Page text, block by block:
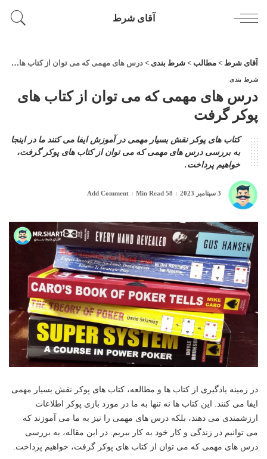
آقای شرط
آقای شرط > مطالب > شرط بندی > درس های مهمی که می توان از کتاب های پوکر گرفت
شرط بندی
درس های مهمی که می توان از کتاب های
پوکر گرفت
کتاب های پوکر نقش بسیار مهمی در آموزش ایفا می کنند ما در اینجا
به بررسی درس های مهمی که می توان از کتاب های پوکر گرفت،
خواهیم پرداخت.
3 سپتامبر 2023 58 Min Read
Add Comment
در زمینه یادگیری از کتاب ها و مطالعه، کتاب های پوکر نقش بسیار مهمی
ایفا می کنند. این کتاب ها نه تنها به ما در مورد بازی پوکر اطلاعات
ارزشمندی می دهند، بلکه درس های مهمی را نیز به ما می آموزند که
می توانیم در زندگی و کار خود به کار ببریم. در این مقاله، به بررسی
درس های مهمی که می توان از کتاب های پوکر گرفت، خواهیم پرداخت.